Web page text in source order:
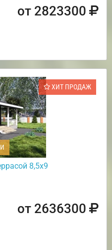
от 2823300
ХИТ ПРОДАЖ
8,5х9
от 2636300